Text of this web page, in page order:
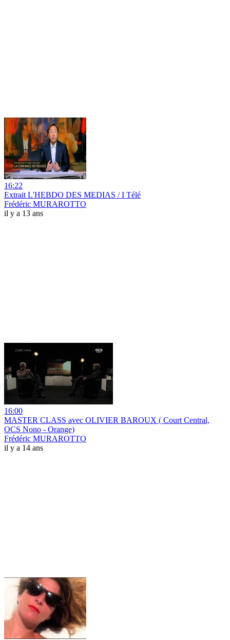
16:22
Extrait L'HEBDO DES MEDIAS / I Télé
Frédéric MURAROTTO
il y a 13 ans
16:00
MASTER CLASS avec OLIVIER BAROUX ( Court Central,
OCS Nono - Orange)
Frédéric MURAROTTO
il y a 14 ans